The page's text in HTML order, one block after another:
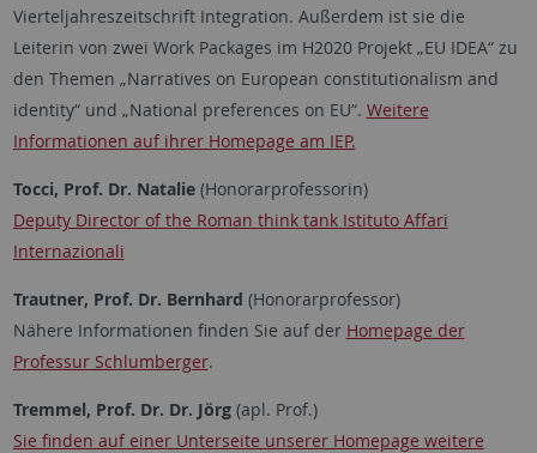
Vierteljahreszeitschrift Integration. Außerdem ist sie die
Leiterin von zwei Work Packages im H2020 Projekt „EU IDEA“ zu
den Themen „Narratives on European constitutionalism and
identity“ und „National preferences on EU“. Weitere
Informationen auf ihrer Homepage am IEP.
Tocci, Prof. Dr. Natalie(Honorarprofessorin)
Deputy Director of the Roman think tank Istituto Affari
Internazionali
Trautner, Prof. Dr. Bernhard (Honorarprofessor)
Nähere Informationen finden Sie auf der Homepage der
Professur Schlumberger.
Tremmel, Prof. Dr. Dr. Jörg(apl. Prof.)
Sie finden auf einer Unterseite unserer Homepage weitere